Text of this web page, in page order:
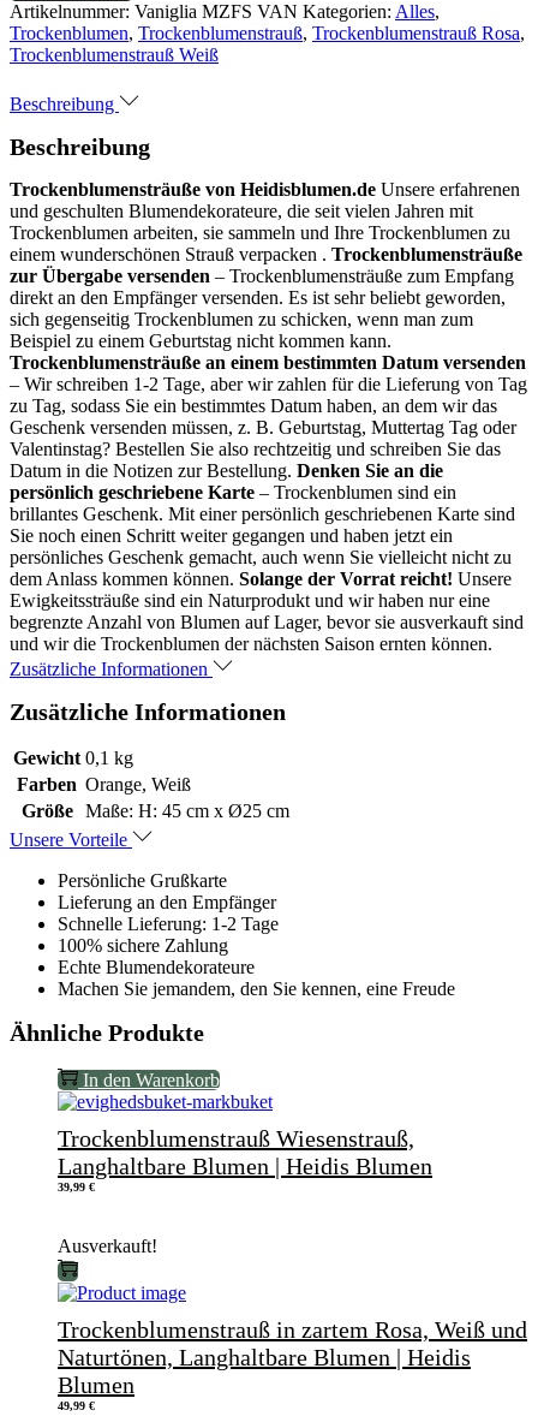
Artikelnummer: Vaniglia MZFS VAN Kategorien: Alles,
Trockenblumen, Trockenblumenstrauß, Trockenblumenstrauß Rosa,
Trockenblumenstrauß Weiß
Beschreibung
Beschreibung
Trockenblumensträuße von Heidisblumen.de Unsere erfahrenen
und geschulten Blumendekorateure, die seit vielen Jahren mit
Trockenblumen arbeiten, sie sammeln und Ihre Trockenblumen zu
einem wunderschönen Strauß verpacken . Trockenblumensträuße
zur Übergabe versenden – Trockenblumensträuße zum Empfang
direkt an den Empfänger versenden. Es ist sehr beliebt geworden,
sich gegenseitig Trockenblumen zu schicken, wenn man zum
Beispiel zu einem Geburtstag nicht kommen kann.
Trockenblumensträuße an einem bestimmten Datum versenden
– Wir schreiben 1-2 Tage, aber wir zahlen für die Lieferung von Tag
zu Tag, sodass Sie ein bestimmtes Datum haben, an dem wir das
Geschenk versenden müssen, z. B. Geburtstag, Muttertag Tag oder
Valentinstag? Bestellen Sie also rechtzeitig und schreiben Sie das
Datum in die Notizen zur Bestellung. Denken Sie an die
persönlich geschriebene Karte – Trockenblumen sind ein
brillantes Geschenk. Mit einer persönlich geschriebenen Karte sind
Sie noch einen Schritt weiter gegangen und haben jetzt ein
persönliches Geschenk gemacht, auch wenn Sie vielleicht nicht zu
dem Anlass kommen können. Solange der Vorrat reicht! Unsere
Ewigkeitssträuße sind ein Naturprodukt und wir haben nur eine
begrenzte Anzahl von Blumen auf Lager, bevor sie ausverkauft sind
und wir die Trockenblumen der nächsten Saison ernten können.
Zusätzliche Informationen
Zusätzliche Informationen
Gewicht 0,1 kg
Farben Orange, Weiß
Größe
Maße: H: 45 cm x Ø25 cm
Unsere Vorteile
Persönliche Grußkarte
Lieferung an den Empfänger
Schnelle Lieferung: 1-2 Tage
100% sichere Zahlung
Echte Blumendekorateure
Machen Sie jemandem, den Sie kennen, eine Freude
Ähnliche Produkte
In den Warenkorb
Trockenblumenstrauß Wiesenstrauß,
Langhaltbare Blumen | Heidis Blumen
39,99 €
Ausverkauft!
Trockenblumenstrauß in zartem Rosa, Weiß und
Naturtönen, Langhaltbare Blumen | Heidis
Blumen
49,99 €